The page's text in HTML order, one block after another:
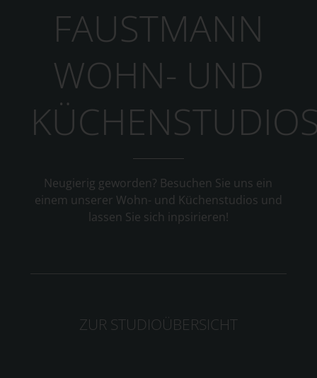
FAUSTMANN
WOHN- UND
Neugierig geworden? Besuchen Sie uns ein
einem unserer Wohn- und Küchenstudios und
lassen Sie sich inpsirieren!
ZUR STUDIOÜBERSICHT